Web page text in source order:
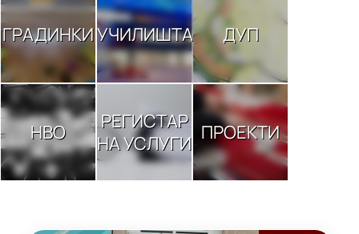
ГРАДИНКИУЧИЛИШТА ДУП
НВО
РЕГИСТАР
НА УСЛУГИ ПРОЕКТИ